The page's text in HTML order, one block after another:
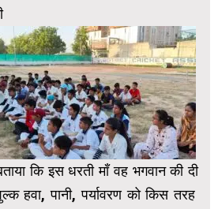
कि इस धरती माँ वह भगवान की दी
हवा, पानी, पर्यावरण को किस तरह